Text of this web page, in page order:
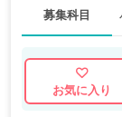
募集科目
お気に入り